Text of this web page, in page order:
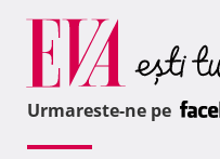
Urmareste-ne pe